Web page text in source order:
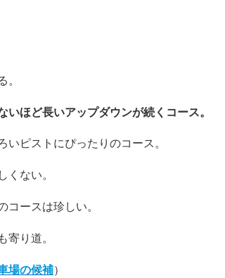
。
いほど長いアップダウンが続くコース。
ピストにぴったりのコース。
くない。
コースは珍しい。
寄り道。
場の候補）